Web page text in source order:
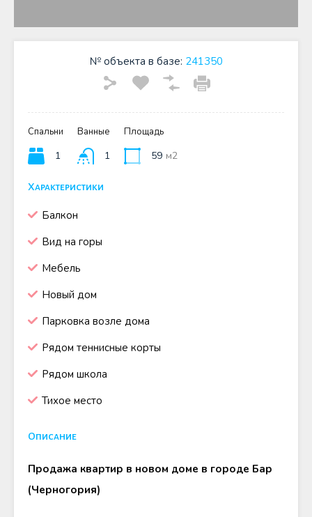
№ объекта в базе: 241350
Спальни
1
Ванные
1
Площадь
59 м2
Характеристики
Балкон
Вид на горы
Мебель
Новый дом
Парковка возле дома
Рядом теннисные корты
Рядом школа
Тихое место
Описание
Продажа квартир в новом доме в городе Бар
(Черногория)